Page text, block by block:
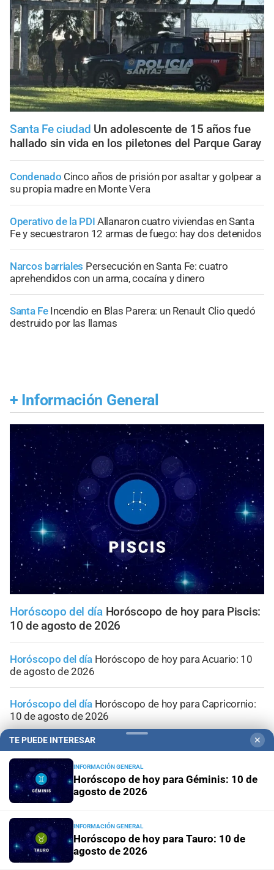
Santa Fe ciudad Un adolescente de 15 años fue
hallado sin vida en los piletones del Parque Garay
Condenado Cinco años de prisión por asaltar y golpear a
su propia madre en Monte Vera
Operativo de la PDI Allanaron cuatro viviendas en Santa
Fe y secuestraron 12 armas de fuego: hay dos detenidos
Narcos barriales Persecución en Santa Fe: cuatro
aprehendidos con un arma, cocaína y dinero
Santa Fe Incendio en Blas Parera: un Renault Clio quedó
destruido por las llamas
+ Información General
Horóscopo del día Horóscopo de hoy para Piscis:
10 de agosto de 2026
Horóscopo del día Horóscopo de hoy para Acuario: 10
de agosto de 2026
Horóscopo del día Horóscopo de hoy para Capricornio:
10 de agosto de 2026
Horóscopo del díaHoróscopo de hoy para Sagitario: 10
de agosto de 2026
Horóscopo del díaHoróscopo de hoy para Escorpio: 10
de agosto de 2026
TE PUEDE INTERESAR ✕
INFORMACIÓN GENERAL
Horóscopo de hoy para Géminis: 10 de
agosto de 2026
INFORMACIÓN GENERAL
Horóscopo de hoy para Tauro: 10 de
agosto de 2026